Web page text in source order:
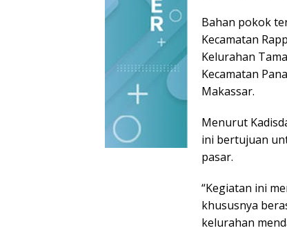
Bahan pokok
Kecamatan
Kelurahan
Kecamatan
Makassar.
Menurut
ini bertujuan
pasar.
“Kegiatan ini
khususnya
kelurahan